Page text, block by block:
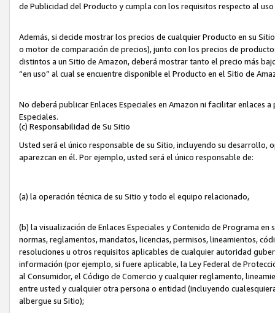
de Publicidad del Producto y cumpla con los requisitos respecto al uso
Además, si decide mostrar los precios de cualquier Producto en su
o motor de comparación de precios), junto con los precios de
distintos a un Sitio de Amazon, deberá mostrar tanto el precio más
“en uso” al cual se encuentre disponible el Producto en el Sitio de
No deberá publicar Enlaces Especiales en Amazon ni facilitar enlaces
Especiales.
(c) Responsabilidad de Su Sitio
Usted será el único responsable de su Sitio, incluyendo su
aparezcan en él. Por ejemplo, usted será el único responsable de:
(a) la operación técnica de su Sitio y todo el equipo relacionado,
(b) la visualización de Enlaces Especiales y Contenido de Programa
normas, reglamentos, mandatos, licencias, permisos, lineamientos,
resoluciones u otros requisitos aplicables de cualquier autoridad
información (por ejemplo, si fuere aplicable, la Ley Federal de
al Consumidor, el Código de Comercio y cualquier reglamento,
entre usted y cualquier otra persona o entidad (incluyendo
albergue su Sitio);